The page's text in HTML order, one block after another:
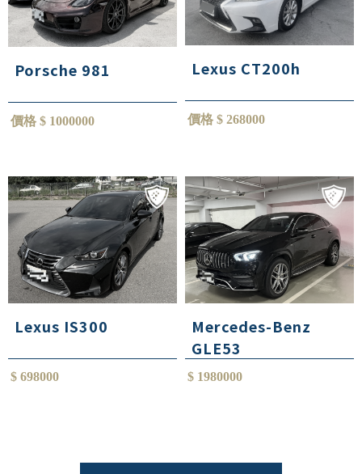
Porsche 981
價格 $ 1000000
Lexus CT200h
價格 $ 268000
Lexus IS300
$ 698000
Mercedes-Benz
GLE53
$ 1980000